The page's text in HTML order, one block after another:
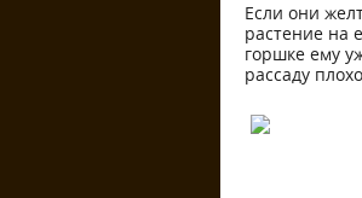
Если они
растение на
горшке ему
рассаду